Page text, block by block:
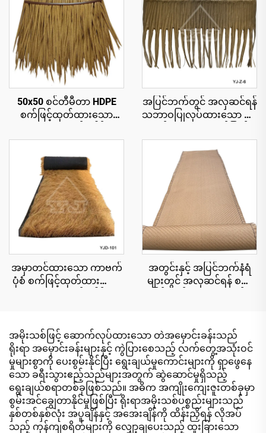
50x50 စင်တီမီတာ HDPE
စက်ဖြင့်ထုတ်ထားသော
ပြား၊ ၁၅ နှစ်အထိ ယူဗီ
ခံနိုင်ရည်ရှိသော ပူပြင်းသော
ဒေသရှိ အပန်းဖြေစခန်းများ
အတွက်
အပြင်ဘက်တွင် အလှဆင်ရန်
သဘာဝပြုလုပ်ထားသော ဖရုံ
ခံနိုင်ရည်ရှိခြင်း
အမှာတင်ထားသော ကာဗက်
ပုံစံ စက်ဖြင့်ထုတ်ထားသော
အတွင်းနှင့် အပြင်ဘက်နံရံ
များတွင် အလှဆင်ရန် စက်
အမိုးသစ်ဖြင့် ဆောက်လုပ်ထားသော တဲအမှောင်းခန်းသည်
ရိုးရာ အမှောင်းခန်းများနှင့် ကွဲပြားစေသည့် လက်တွေ့အသုံးဝင်
မှုများစွာကို ပေးစွမ်းနိုင်ပြီး ရွေးချယ်မှုကောင်းများကို ရှာဖွေနေ
သော ခရီးသွားဧည့်သည်များအတွက် ဆွဲဆောင်မှုရှိသည့်
ရွေးချယ်စရာတစ်ခုဖြစ်သည်။ အဓိက အကျိုးကျေးဇူးတစ်ခုမှာ
စွမ်းအင်ချွေတာနိုင်မှုဖြစ်ပြီး ရိုးရာအမိုးသစ်ပစ္စည်းများသည်
နှစ်တစ်နှစ်လုံး အပူချိန်နှင့် အအေးချိန်ကို ထိန်းညှိရန် လိုအပ်
သည့် ကုန်ကျစရိတ်များကို လျှော့ချပေးသည့် ထူးခြားသော